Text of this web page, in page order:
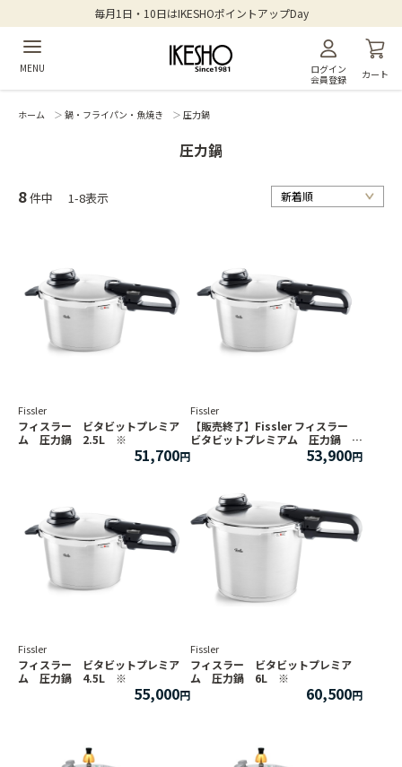
毎月1日・10日はIKESHOポイントアップDay
MENU
ログイン
会員登録
カート
ホーム ＞ 鍋・フライパン・魚焼き ＞ 圧力鍋
圧力鍋
8 件中 1-8表示
Fissler
フィスラー ビタビットプレミア
ム 圧力鍋 2.5L ※
51,700
Fissler
【販売終了】Fissler フィスラー
ビタビットプレミアム 圧力鍋
53,900
Fissler
フィスラー ビタビットプレミア
ム 圧力鍋 4.5L ※
55,000
Fissler
フィスラー ビタビットプレミア
ム 圧力鍋 6L ※
60,500